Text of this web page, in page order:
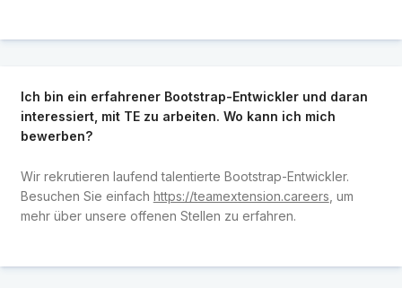
Ich bin ein erfahrener Bootstrap-Entwickler und daran
interessiert, mit TE zu arbeiten. Wo kann ich mich
bewerben?
Wir rekrutieren laufend talentierte Bootstrap-Entwickler.
Besuchen Sie einfach https://teamextension.careers , um
mehr über unsere offenen Stellen zu erfahren.